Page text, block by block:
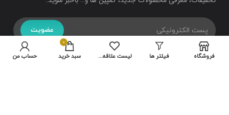
عضویت
فروشگاه فیلتر ها لیست علاقه مندی ها
0
سبد خرید حساب من